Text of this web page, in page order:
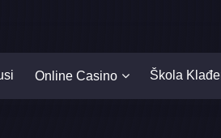
Online Casino Škola